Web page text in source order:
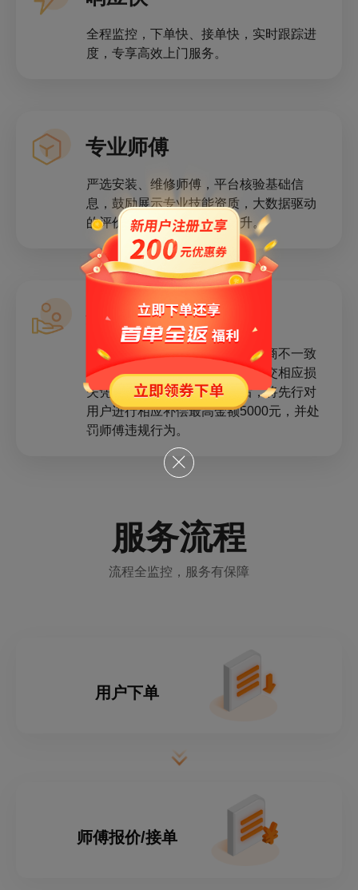
全程监控，下单快、接单快，实时跟踪进
度，专享高效上门服务。
专业师傅
严选安装、维修师傅，平台核验基础信
息，鼓励展示专业技能资质，大数据驱动
的评价体系促进服务质量提升。
费用保障
当服务发生问题，用户与师傅协商不一致
时，用户可向平台发起投诉并提交相应损
失凭证，平台客服核实属实后，将先行对
用户进行相应补偿最高金额5000元，并处
罚师傅违规行为。
服务流程
流程全监控，服务有保障
用户下单
师傅报价/接单